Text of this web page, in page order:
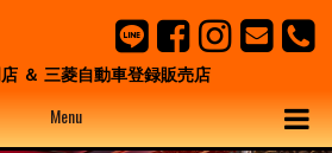
＆ 三菱自動車登録販売店
Menu